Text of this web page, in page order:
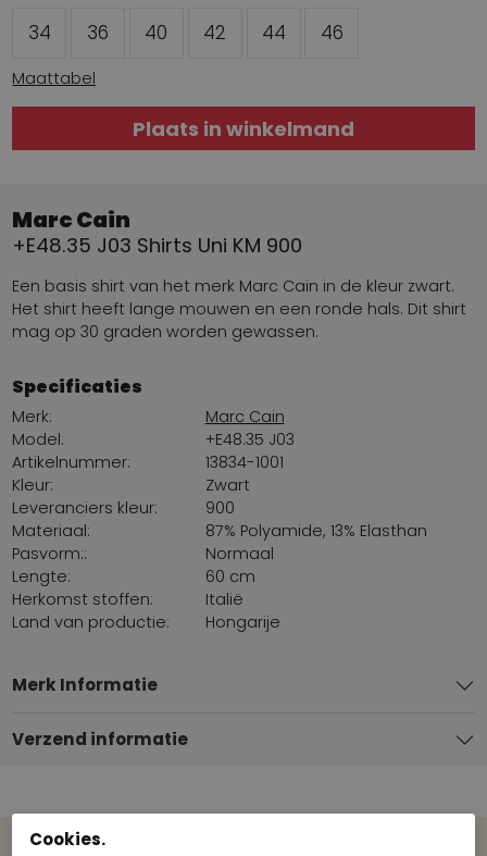
34 36 40 42 44 46
Maattabel
Plaats in winkelmand
Marc Cain
+E48.35 J03 Shirts Uni KM 900
Een basis shirt van het merk Marc Cain in de kleur zwart.
Het shirt heeft lange mouwen en een ronde hals. Dit shirt
mag op 30 graden worden gewassen.
Specificaties
Merk:
Marc Cain
Model:
+E48.35 J03
Artikelnummer:
13834-1001
Kleur:
Zwart
Leveranciers kleur:
900
Materiaal:
87% Polyamide, 13% Elasthan
Pasvorm::
Normaal
Lengte:
60 cm
Herkomst stoffen:
Italië
Land van productie:
Hongarije
Merk Informatie
Verzend informatie
Cookies.